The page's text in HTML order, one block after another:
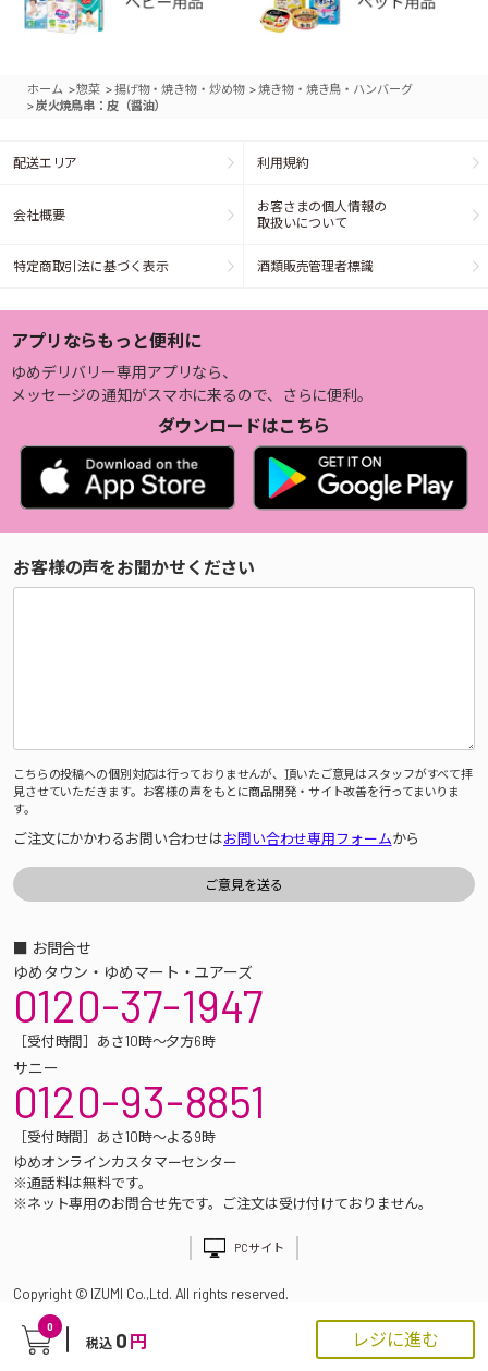
0
税込 0 円 レジに進む
ホーム >惣菜 >揚げ物・焼き物・炒め物 >焼き物・焼き鳥・ハンバーグ
>炭火焼鳥串：皮（醤油）
配送エリア 利用規約
会社概要
お客さまの個人情報の
取扱いについて
特定商取引法に基づく表示 酒類販売管理者標識
アプリならもっと便利に
ゆめデリバリー専用アプリなら、
メッセージの通知がスマホに来るので、さらに便利。
ダウンロードはこちら
お客様の声をお聞かせください
こちらの投稿への個別対応は行っておりませんが、頂いたご意見はスタッフがすべて拝
見させていただきます。お客様の声をもとに商品開発・サイト改善を行ってまいりま
す。
ご注文にかかわるお問い合わせはお問い合わせ専用フォームから
■ お問合せ
ゆめタウン・ゆめマート・ユアーズ
0120-37-1947
［受付時間］あさ10時～夕方6時
サニー
0120-93-8851
［受付時間］あさ10時～よる9時
ゆめオンラインカスタマーセンター
※通話料は無料です。
※ネット専用のお問合せ先です。ご注文は受け付けておりません。
PCサイト
Copyright © IZUMI Co.,Ltd. All rights reserved.